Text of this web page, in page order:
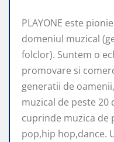
PLAYONE este
domeniul muzical
folclor). Suntem o
promovare si
generatii de
muzical de peste
cuprinde muzica de
pop,hip hop,dance.